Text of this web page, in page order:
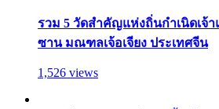
รวม 5 วัดสำคัญแห่งถิ่นกำเนิดเจ้
ซาน มณฑลเจ้อเจียง ประเทศจีน
1,526 views